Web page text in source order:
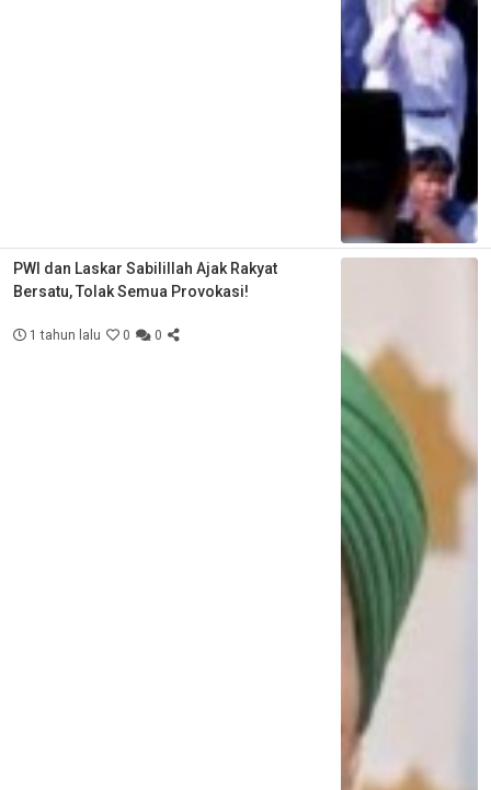
PWI dan Laskar Sabilillah Ajak Rakyat
Bersatu, Tolak Semua Provokasi!
1 tahun lalu 0 0